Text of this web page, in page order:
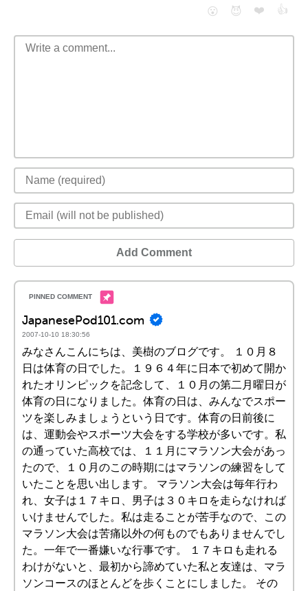
😮 😈 ❤️ 👍
Add Comment
JapanesePod101.com
2007-10-10 18:30:56
みなさんこんにちは、美樹のブログです。 １０月８
日は体育の日でした。１９６４年に日本で初めて開か
れたオリンピックを記念して、１０月の第二月曜日が
体育の日になりました。体育の日は、みんなでスポー
ツを楽しみましょうという日です。体育の日前後に
は、運動会やスポーツ大会をする学校が多いです。私
の通っていた高校では、１１月にマラソン大会があっ
たので、１０月のこの時期にはマラソンの練習をして
いたことを思い出します。 マラソン大会は毎年行わ
れ、女子は１７キロ、男子は３０キロを走らなければ
いけませんでした。私は走ることが苦手なので、この
マラソン大会は苦痛以外の何ものでもありませんでし
た。一年で一番嫌いな行事です。 １７キロも走れる
わけがないと、最初から諦めていた私と友達は、マラ
ソンコースのほとんどを歩くことにしました。 その